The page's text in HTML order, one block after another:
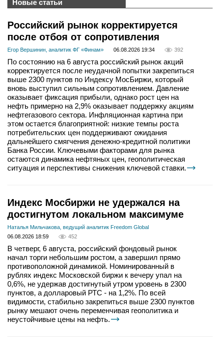
Новые статьи
Российский рынок корректируется
после отбоя от сопротивления
Егор Вершинин, аналитик ФГ «Финам» 06.08.2026 19:34 392
По состоянию на 6 августа российский рынок акций
корректируется после неудачной попытки закрепиться
выше 2300 пунктов по Индексу МосБиржи, который
вновь выступил сильным сопротивлением. Давление
оказывает фиксация прибыли, однако рост цен на
нефть примерно на 2,9% оказывает поддержку акциям
нефтегазового сектора. Инфляционная картина при
этом остается благоприятной: низкие темпы роста
потребительских цен поддерживают ожидания
дальнейшего смягчения денежно-кредитной политики
Банка России. Ключевыми факторами для рынка
остаются динамика нефтяных цен, геополитическая
ситуация и перспективы снижения ключевой ставки.
Индекс Мосбиржи не удержался на
достигнутом локальном максимуме
Наталья Мильчакова, ведущий аналитик Freedom Global
06.08.2026 18:59
452
В четверг, 6 августа, российский фондовый рынок
начал торги небольшим ростом, а завершил прямо
противоположной динамикой. Номинированный в
рублях индекс Московской биржи к вечеру упал на
0,6%, не удержав достигнутый утром уровень в 2300
пунктов, а долларовый РТС - на 1,2%. По всей
видимости, стабильно закрепиться выше 2300 пунктов
рынку мешают очень переменчивая геополитика и
неустойчивые цены на нефть.